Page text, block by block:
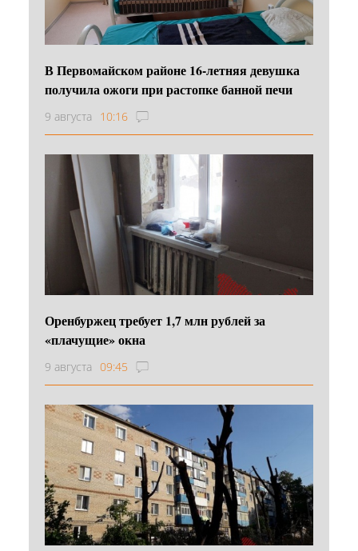
В Первомайском районе 16‑летняя девушка
получила ожоги при растопке банной печи
9 августа 10:16
Оренбуржец требует 1,7 млн рублей за
«плачущие» окна
9 августа 09:45